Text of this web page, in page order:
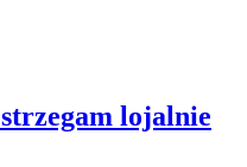
lojalnie